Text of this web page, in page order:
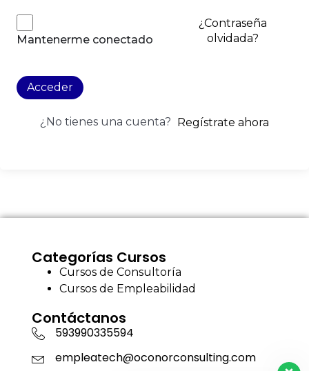
Mantenerme conectado
¿Contraseña
olvidada?
Acceder
¿No tienes una cuenta? Regístrate ahora
Categorías Cursos
Cursos de Consultoría
Cursos de Empleabilidad
Contáctanos
593990335594
empleatech@oconorconsulting.com